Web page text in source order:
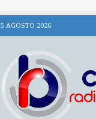
5 AGOSTO 2026